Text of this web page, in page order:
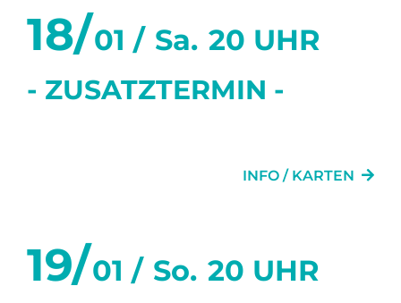
18/01 / Sa. 20 UHR
- ZUSATZTERMIN -
INFO / KARTEN
19/01 / So. 20 UHR